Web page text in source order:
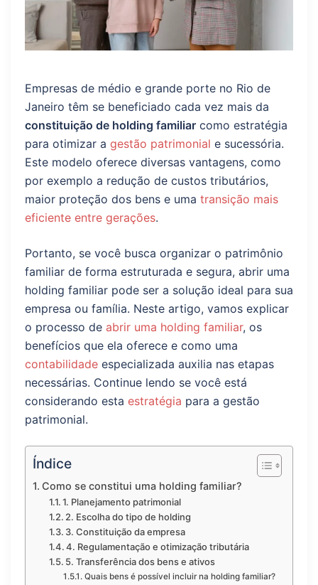
Empresas de médio e grande porte no Rio de
Janeiro têm se beneficiado cada vez mais da
constituição de holding familiar como estratégia
para otimizar a gestão patrimonial e sucessória.
Este modelo oferece diversas vantagens, como
por exemplo a redução de custos tributários,
maior proteção dos bens e uma transição mais
eficiente entre gerações.
Portanto, se você busca organizar o patrimônio
familiar de forma estruturada e segura, abrir uma
holding familiar pode ser a solução ideal para sua
empresa ou família. Neste artigo, vamos explicar
o processo de abrir uma holding familiar, os
benefícios que ela oferece e como uma
contabilidade especializada auxilia nas etapas
necessárias. Continue lendo se você está
considerando esta estratégia para a gestão
patrimonial.
Índice
Como se constitui uma holding familiar?
1. Planejamento patrimonial
2. Escolha do tipo de holding
3. Constituição da empresa
4. Regulamentação e otimização tributária
5. Transferência dos bens e ativos
Quais bens é possível incluir na holding familiar?